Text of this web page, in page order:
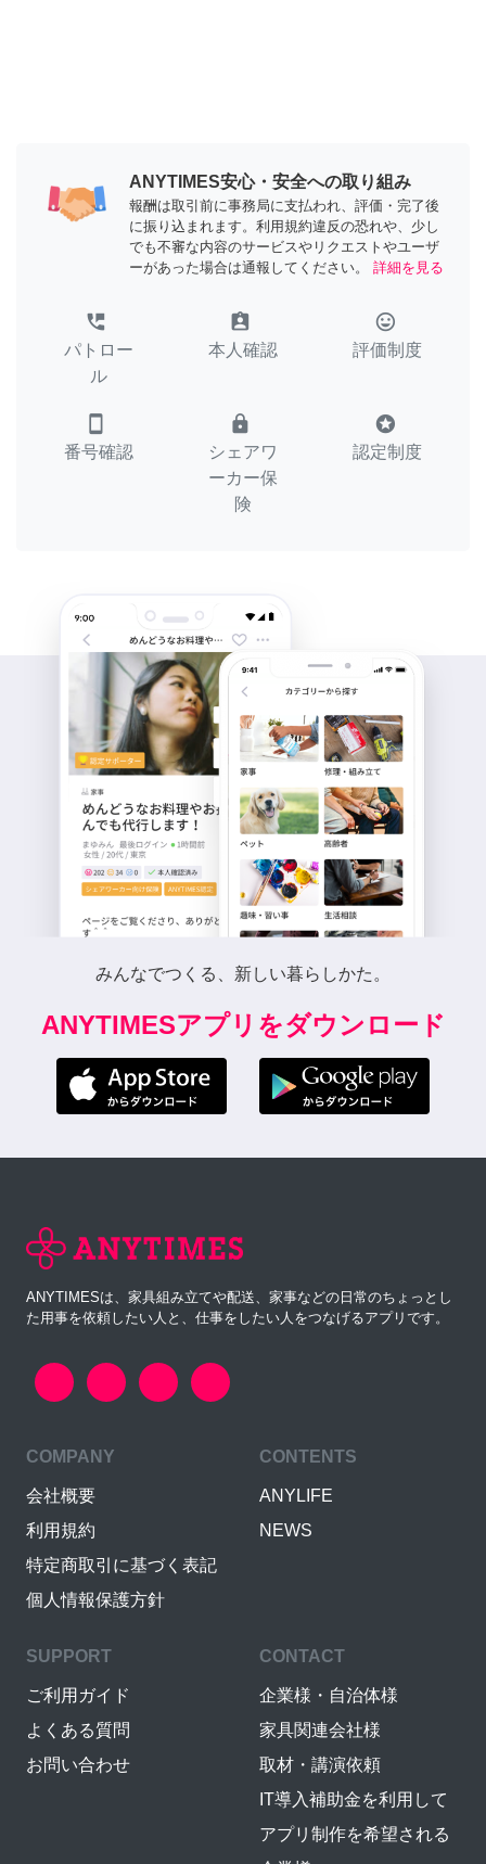
ANYTIMES安心・安全への取り組み
報酬は取引前に事務局に支払われ、評価・完了後
に振り込まれます。利用規約違反の恐れや、少し
でも不審な内容のサービスやリクエストやユーザ
ーがあった場合は通報してください。
詳細を見る
perm_phone_msg
パトロー
ル
assignment_ind
本人確認
tag_faces
評価制度
smartphone
番号確認
lock
シェアワ
ーカー保
険
stars
認定制度
みんなでつくる、新しい暮らしかた。
ANYTIMESアプリをダウンロード
ANYTIMESは、家具組み立てや配送、家事などの日常のちょっとし
た用事を依頼したい人と、仕事をしたい人をつなげるアプリです。
COMPANY
会社概要
利用規約
特定商取引に基づく表記
個人情報保護方針
CONTENTS
ANYLIFE
NEWS
SUPPORT
ご利用ガイド
よくある質問
お問い合わせ
CONTACT
企業様・自治体様
家具関連会社様
取材・講演依頼
IT導入補助金を利用して
アプリ制作を希望される